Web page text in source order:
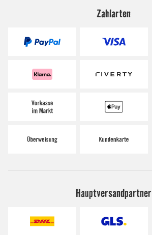
Zahlarten
Hauptversandpartner